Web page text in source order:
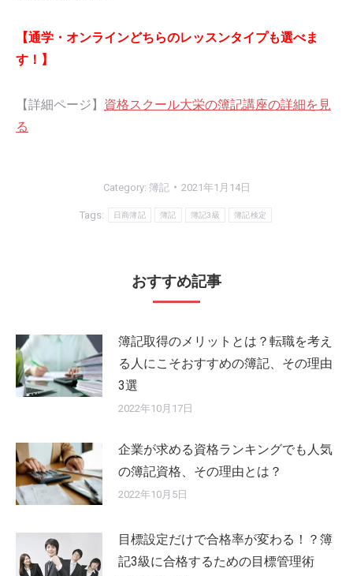
【通学・オンラインどちらのレッスンタイプも選べま
す！】
【詳細ページ】 資格スクール大栄の簿記講座の詳細を見
る
Category: 簿記 2021年1月14日
Tags: 日商簿記 簿記 簿記3級 簿記検定
おすすめ記事
簿記取得のメリットとは？転職を考え
る人にこそおすすめの簿記、その理由
3選
2022年10月17日
企業が求める資格ランキングでも人気
の簿記資格、その理由とは？
2022年10月5日
目標設定だけで合格率が変わる！？簿
記3級に合格するための目標管理術